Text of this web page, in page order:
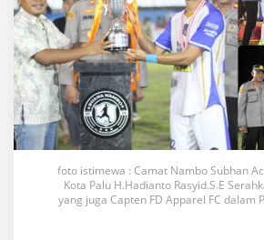
foto istimewa : Camat Nambo Subhan
Kota Palu H.Hadianto Rasyid.S.E
yang juga Capten FD Apparel FC dalam